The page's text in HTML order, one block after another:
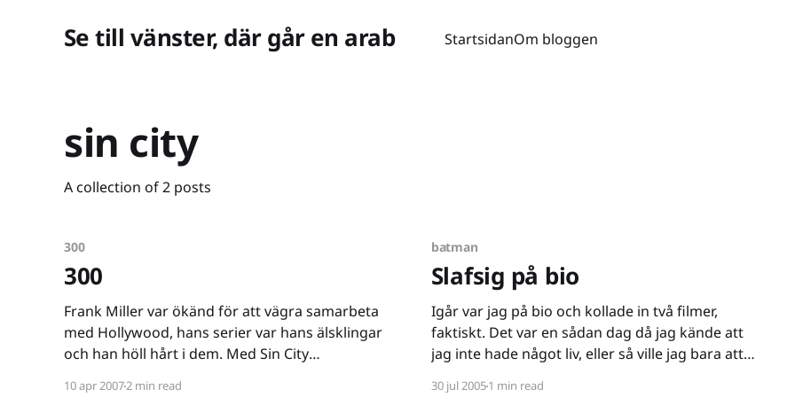
Se till vänster, där går en arab StartsidanOm bloggen
sin city
A collection of 2 posts
300
300
Frank Miller var ökänd för att vägra samarbeta
med Hollywood, hans serier var hans älsklingar
och han höll hårt i dem. Med Sin City
10 apr 20072 min read
batman
Slafsig på bio
Igår var jag på bio och kollade in två filmer,
faktiskt. Det var en sådan dag då jag kände att
jag inte hade något liv, eller så ville jag bara att
30 jul 20051 min read